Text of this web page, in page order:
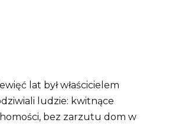
lat był właścicielem
ludzie: kwitnące
bez zarzutu dom w